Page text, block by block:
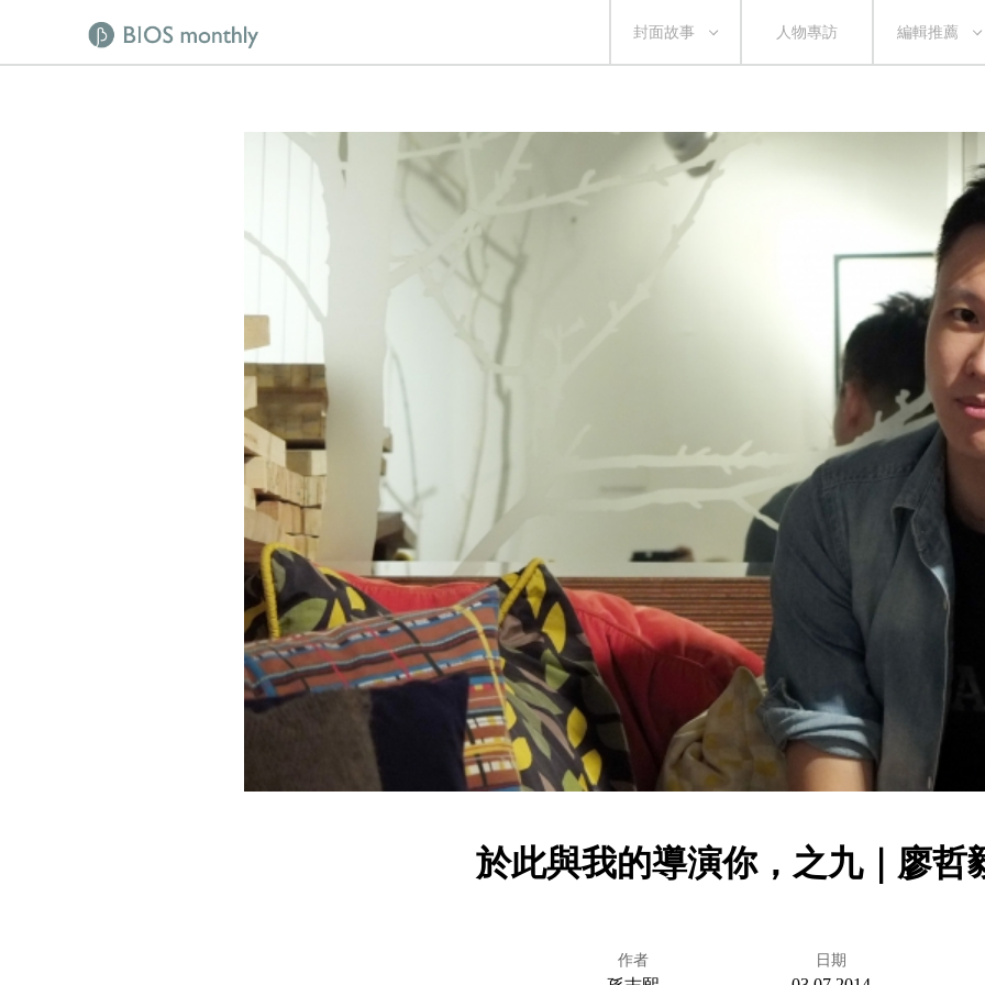
封面故事 人物專訪 編輯推薦
於此與我的導演你，之九｜廖哲
作者 日期